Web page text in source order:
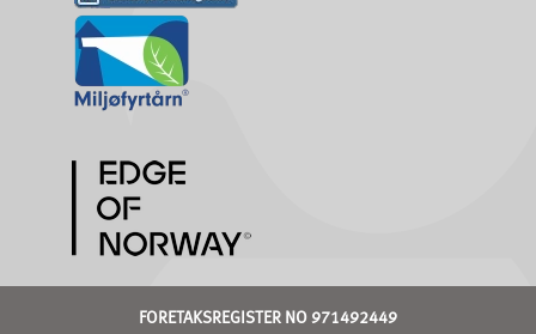
FORETAKSREGISTER NO 971492449